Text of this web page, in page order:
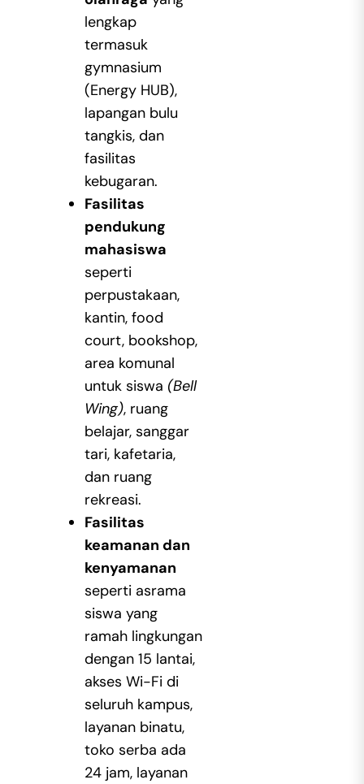
lengkap
termasuk
gymnasium
(Energy HUB),
lapangan bulu
tangkis, dan
fasilitas
kebugaran.
Fasilitas
pendukung
mahasiswa
seperti
perpustakaan,
kantin, food
court, bookshop,
area komunal
untuk siswa (Bell
Wing), ruang
belajar, sanggar
tari, kafetaria,
dan ruang
rekreasi.
Fasilitas
keamanan dan
kenyamanan
seperti asrama
siswa yang
ramah lingkungan
dengan 15 lantai,
akses Wi-Fi di
seluruh kampus,
layanan binatu,
toko serba ada
24 jam, layanan